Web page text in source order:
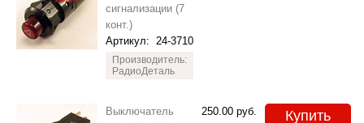
сигнализации (7
конт.)
Артикул: 24-3710
Производитель:
РадиоДеталь
Выключатель
250.00 руб. Купить